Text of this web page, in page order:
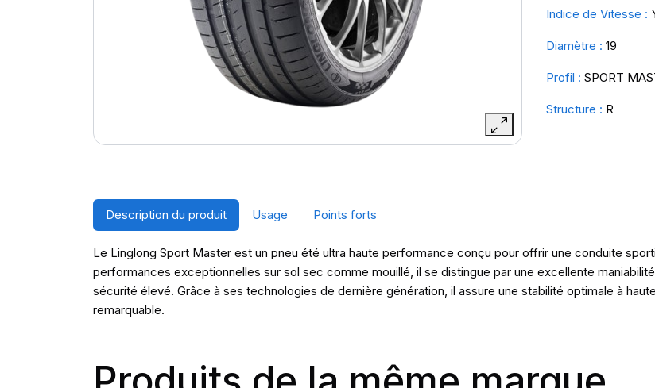
Indice de Vitesse :
Diamètre : 19
Profil : SPORT
Structure : R
Description du produit Usage Points forts
Le Linglong Sport Master est un pneu été ultra haute performance conçu pour offrir une conduite
performances exceptionnelles sur sol sec comme mouillé, il se distingue par une excellente
sécurité élevé. Grâce à ses technologies de dernière génération, il assure une stabilité optimale à
remarquable.